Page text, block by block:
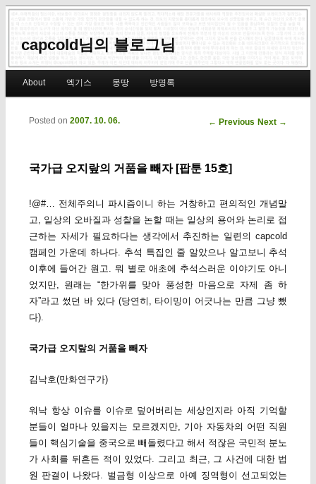
capcold님의 블로그님
Skip to primary content
Skip to secondary content
About 엑기스 몽땅 방명록
Post navigation
← Previous Next →
국가급 오지랖의 거품을 빼자 [팝툰 15호]
Posted on 2007. 10. 06.
!@#… 전체주의니 파시즘이니 하는 거창하고 편의적인 개념말
고, 일상의 오바질과 성찰을 논할 때는 일상의 용어와 논리로 접
근하는 자세가 필요하다는 생각에서 추진하는 일련의 capcold
캠페인 가운데 하나다. 추석 특집인 줄 알았으나 알고보니 추석
이후에 들어간 원고. 뭐 별로 애초에 추석스러운 이야기도 아니
었지만, 원래는 “한가위를 맞아 풍성한 마음으로 자제 좀 하
자”라고 썼던 바 있다 (당연히, 타이밍이 어긋나는 만큼 그냥 뺐
다).
국가급 오지랖의 거품을 빼자
김낙호(만화연구가)
워낙 항상 이슈를 이슈로 덮어버리는 세상인지라 아직 기억할
분들이 얼마나 있을지는 모르겠지만, 기아 자동차의 어떤 직원
들이 핵심기술을 중국으로 빼돌렸다고 해서 적잖은 국민적 분노
가 사회를 뒤흔든 적이 있었다. 그리고 최근, 그 사건에 대한 법
원 판결이 나왔다. 벌금형 이상으로 아예 징역형이 선고되었는